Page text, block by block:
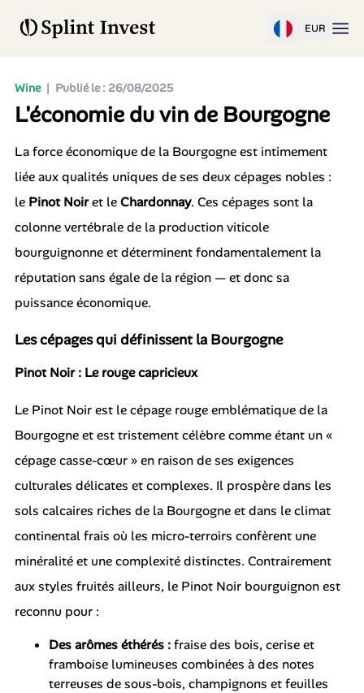
EUR
Wine | Publié le : 26/08/2025
L'économie du vin de Bourgogne
La force économique de la Bourgogne est intimement
liée aux qualités uniques de ses deux cépages nobles :
le Pinot Noiret leChardonnay. Ces cépages sont la
colonne vertébrale de la production viticole
bourguignonne et déterminent fondamentalement la
réputation sans égale de la région — et donc sa
puissance économique.
Les cépages qui définissent la Bourgogne
Pinot Noir : Le rouge capricieux
Le Pinot Noir est le cépage rouge emblématique de la
Bourgogne et est tristement célèbre comme étant un «
cépage casse-cœur » en raison de ses exigences
culturales délicates et complexes. Il prospère dans les
sols calcaires riches de la Bourgogne et dans le climat
continental frais où les micro-terroirs confèrent une
minéralité et une complexité distinctes. Contrairement
aux styles fruités ailleurs, le Pinot Noir bourguignon est
reconnu pour :
Des arômes éthérés :fraise des bois, cerise et
framboise lumineuses combinées à des notes
terreuses de sous-bois, champignons et feuilles